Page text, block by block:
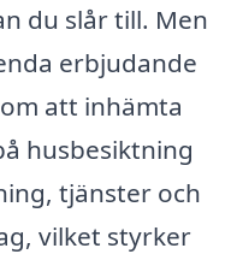
du slår till. Men
erbjudande
att inhämta
husbesiktning
tjänster och
vilket styrker